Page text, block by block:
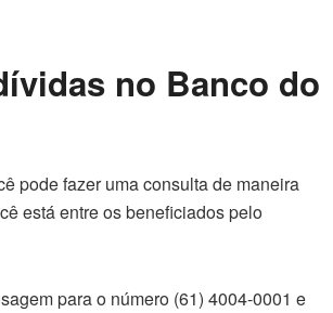
no Banco do
pode fazer uma consulta de maneira
está entre os beneficiados pelo
para o número (61) 4004-0001 e